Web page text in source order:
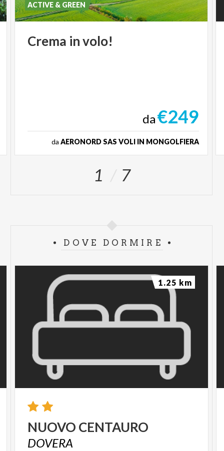
Crema involo!
ACTIVE & GREEN
da€249
daAERONORD SAS VOLI IN MONGOLFIERA
1 7
DOVE DORMIRE
NUOVO CENTAURO
DOVERA
1.25 km